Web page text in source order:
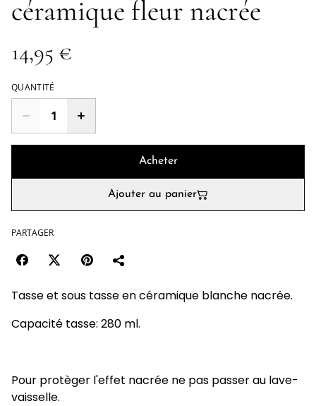
céramique fleur nacrée
14,95 €
QUANTITÉ
Acheter
Ajouter au panier
PARTAGER
Tasse et sous tasse en céramique blanche nacrée.
Capacité tasse: 280 ml.
Pour protèger l'effet nacrée ne pas passer au lave-
vaisselle.